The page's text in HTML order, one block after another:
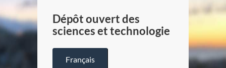
Dépôt ouvert des
sciences et technologie
Français